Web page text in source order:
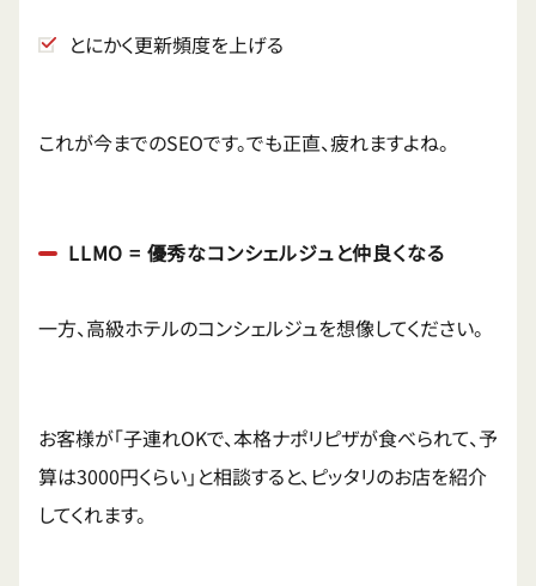
とにかく更新頻度を上げる
これが今までのSEOです。でも正直、疲れますよね。
LLMO = 優秀なコンシェルジュと仲良くなる
一方、高級ホテルのコンシェルジュを想像してください。
お客様が「子連れOKで、本格ナポリピザが食べられて、予
算は3000円くらい」と相談すると、ピッタリのお店を紹介
してくれます。